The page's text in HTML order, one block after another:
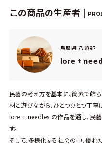
この商品の生産者 |
鳥取県 八頭郡
lore +
民藝の考え方を基本に、簡素で飾
材と遊びながら、ひとつひとつ丁寧
lore + needles の作品を通し、民
す。
そして、多様化する社会の中、優